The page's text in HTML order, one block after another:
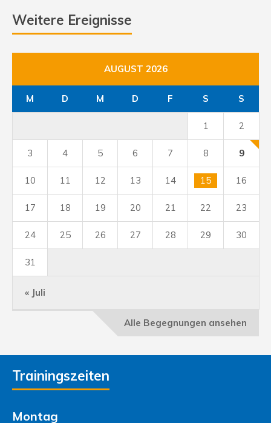
Weitere Ereignisse
AUGUST 2026
M D M D F S S
« Juli
1 2
3 4 5 6 7 8 9
10 11 12 13 14 15 16
17 18 19 20 21 22 23
24 25 26 27 28 29 30
31
Alle Begegnungen ansehen
Trainingszeiten
Montag